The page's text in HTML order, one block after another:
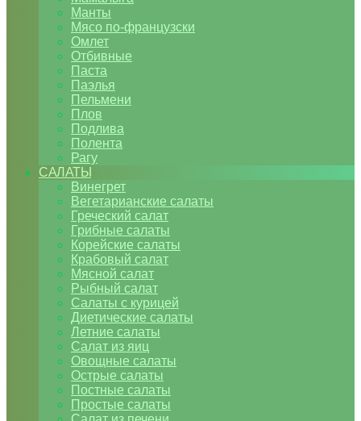
Манты
Мясо по-французски
Омлет
Отбивные
Паста
Паэлья
Пельмени
Плов
Подлива
Полента
Рагу
САЛАТЫ
Винегрет
Вегетарианские салаты
Греческий салат
Грибные салаты
Корейские салаты
Крабовый салат
Мясной салат
Рыбный салат
Салаты с курицей
Диетические салаты
Летние салаты
Салат из яиц
Овощные салаты
Острые салаты
Постные салаты
Простые салаты